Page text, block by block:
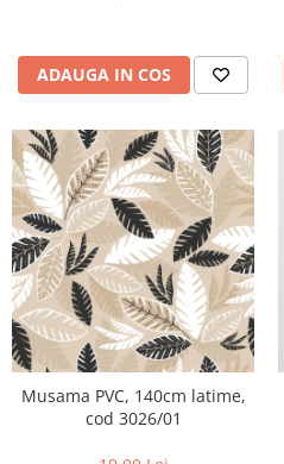
ADAUGA IN COS
Musama PVC, 140cm latime,
cod 3026/01